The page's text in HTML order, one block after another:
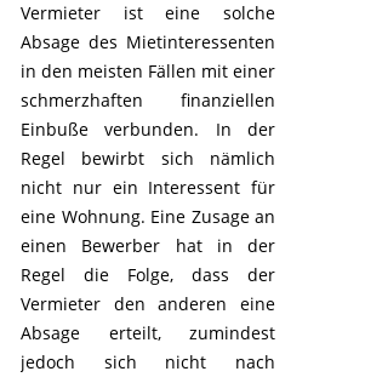
Vermieter ist eine solche
Absage des Mietinteressenten
in den meisten Fällen mit einer
schmerzhaften finanziellen
Einbuße verbunden. In der
Regel bewirbt sich nämlich
nicht nur ein Interessent für
eine Wohnung. Eine Zusage an
einen Bewerber hat in der
Regel die Folge, dass der
Vermieter den anderen eine
Absage erteilt, zumindest
jedoch sich nicht nach